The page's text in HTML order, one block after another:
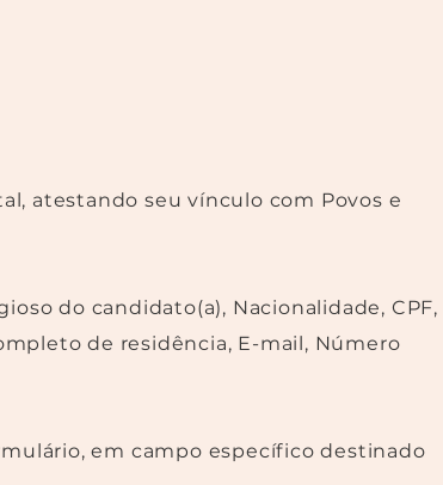
atestando seu vínculo com Povos e
do candidato(a), Nacionalidade, CPF,
de residência, E-mail, Número
em campo específico destinado